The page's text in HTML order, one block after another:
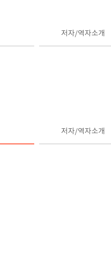
저자/역자소개
저자/역자소개